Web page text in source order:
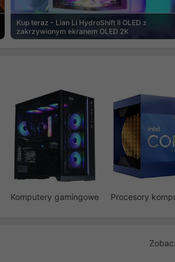
Kup teraz - Lian Li HydroShift II OLED z
zakrzywionym ekranem OLED 2K
Komputery gamingowe Procesory